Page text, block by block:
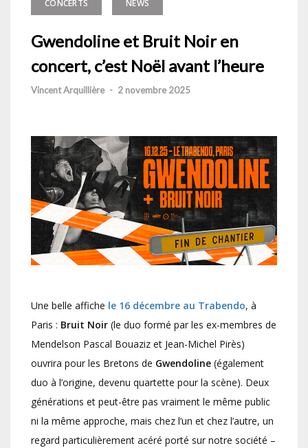
CONCERTS NEWS
Gwendoline et Bruit Noir en
concert, c’est Noël avant l’heure
Vincent Arquillière - 2 novembre 2025
Une belle affiche le 16 décembre au Trabendo, à
Paris : Bruit Noir (le duo formé par les ex-membres de
Mendelson Pascal Bouaziz et Jean-Michel Pirès)
ouvrira pour les Bretons de Gwendoline (également
duo à l’origine, devenu quartette pour la scène). Deux
générations et peut-être pas vraiment le même public
ni la même approche, mais chez l’un et chez l’autre, un
regard particulièrement acéré porté sur notre société –